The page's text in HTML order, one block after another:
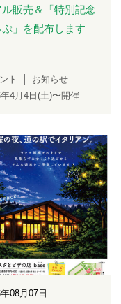
ル販売＆「特別記念
ぷ」を配布します
ト
お知らせ
4月4日(土)〜開催
08月07日